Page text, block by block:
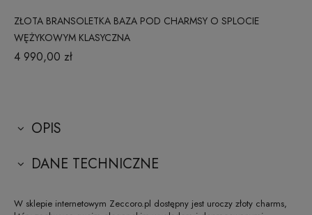
ZŁOTA BRANSOLETKA BAZA POD CHARMSY O SPLOCIE
WĘŻYKOWYM KLASYCZNA
4 990,00 zł
OPIS
DANE TECHNICZNE
W sklepie internetowym Zeccoro.pl dostępny jest uroczy złoty charms,